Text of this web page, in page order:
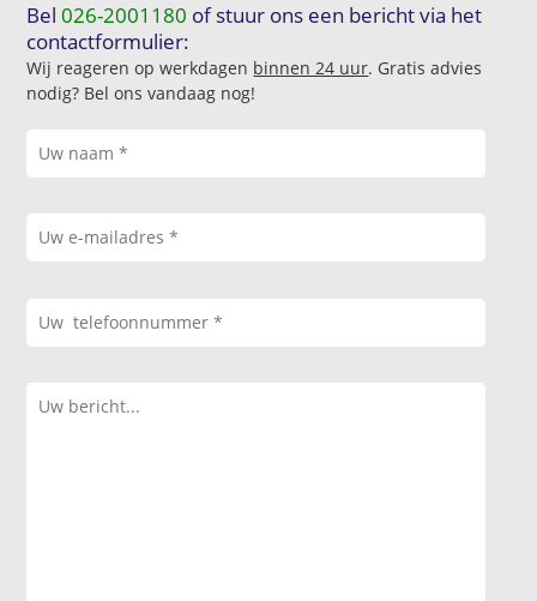
Bel026-2001180 of stuur ons een bericht via het
contactformulier:
Wij reageren op werkdagen binnen 24 uur. Gratis advies
nodig? Bel ons vandaag nog!